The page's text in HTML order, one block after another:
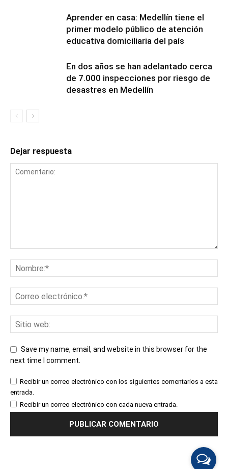
Aprender en casa: Medellín tiene el
primer modelo público de atención
educativa domiciliaria del país
En dos años se han adelantado cerca
de 7.000 inspecciones por riesgo de
desastres en Medellín
Dejar respuesta
Save my name, email, and website in this browser for the
next time I comment.
Recibir un correo electrónico con los siguientes comentarios a esta
entrada.
Recibir un correo electrónico con cada nueva entrada.